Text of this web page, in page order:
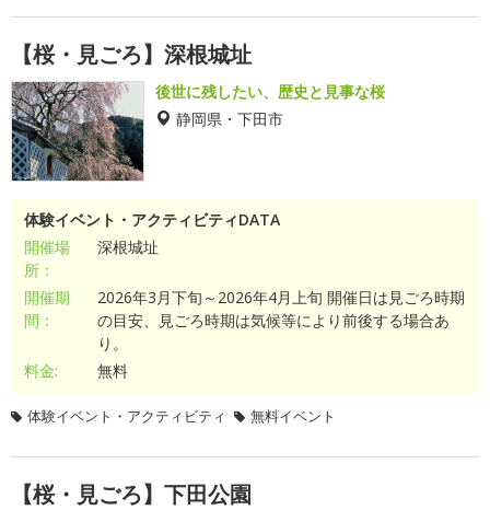
【桜・見ごろ】深根城址
後世に残したい、歴史と見事な桜
静岡県・下田市
体験イベント・アクティビティDATA
開催場
所：
深根城址
開催期
間：
2026年3月下旬～2026年4月上旬 開催日は見ごろ時期
の目安、見ごろ時期は気候等により前後する場合あ
り。
料金:
無料
体験イベント・アクティビティ 無料イベント
【桜・見ごろ】下田公園